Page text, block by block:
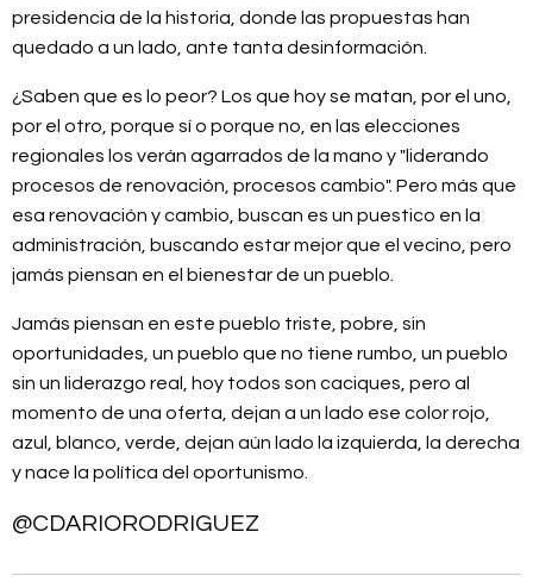
presidencia de la historia, donde las propuestas han
quedado a un lado, ante tanta desinformación.
¿Saben que es lo peor? Los que hoy se matan, por el uno,
por el otro, porque sí o porque no, en las elecciones
regionales los verán agarrados de la mano y "liderando
procesos de renovación, procesos cambio". Pero más que
esa renovación y cambio, buscan es un puestico en la
administración, buscando estar mejor que el vecino, pero
jamás piensan en el bienestar de un pueblo.
Jamás piensan en este pueblo triste, pobre, sin
oportunidades, un pueblo que no tiene rumbo, un pueblo
sin un liderazgo real, hoy todos son caciques, pero al
momento de una oferta, dejan a un lado ese color rojo,
azul, blanco, verde, dejan aún lado la izquierda, la derecha
y nace la política del oportunismo.
@CDARIORODRIGUEZ